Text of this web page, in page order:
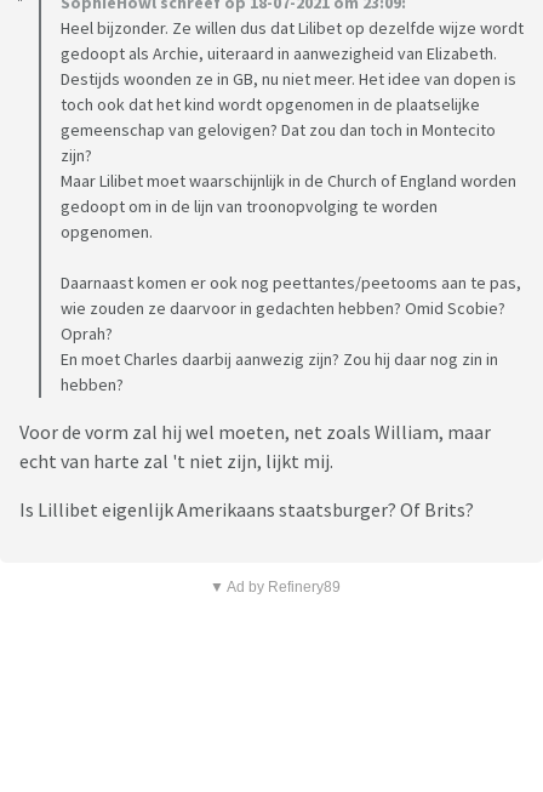
Heel bijzonder. Ze willen dus dat Lilibet op dezelfde wijze wordt
gedoopt als Archie, uiteraard in aanwezigheid van Elizabeth.
Destijds woonden ze in GB, nu niet meer. Het idee van dopen is
toch ook dat het kind wordt opgenomen in de plaatselijke
gemeenschap van gelovigen? Dat zou dan toch in Montecito
zijn?
Maar Lilibet moet waarschijnlijk in de Church of England worden
gedoopt om in de lijn van troonopvolging te worden
opgenomen.
Daarnaast komen er ook nog peettantes/peetooms aan te pas,
wie zouden ze daarvoor in gedachten hebben? Omid Scobie?
Oprah?
En moet Charles daarbij aanwezig zijn? Zou hij daar nog zin in
hebben?
Voor de vorm zal hij wel moeten, net zoals William, maar
echt van harte zal 't niet zijn, lijkt mij.
Is Lillibet eigenlijk Amerikaans staatsburger? Of Brits?
▼ Ad by Refinery89